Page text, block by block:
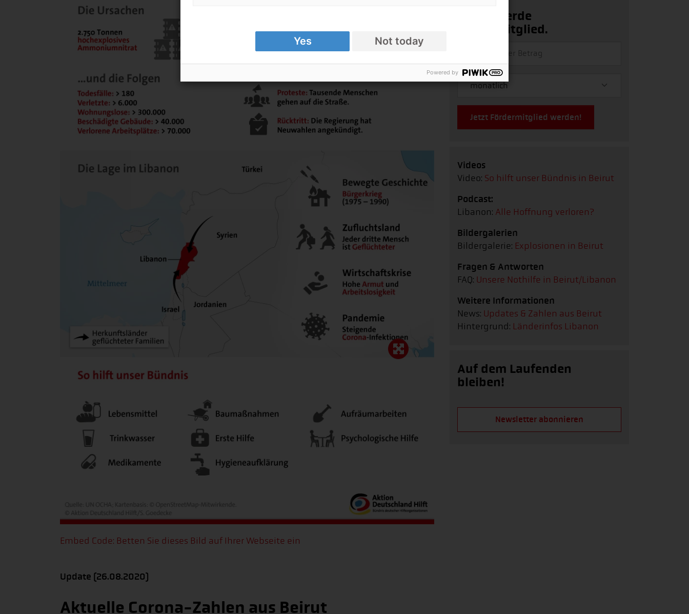
Embed Code: Betten Sie dieses Bild auf Ihrer Webseite ein
Update (26.08.2020)
Aktuelle Corona-Zahlen aus Beirut
Ja, ich werde
Fördermitglied.
Jetzt Fördermitglied werden!
Videos
Video: So hilft unser Bündnis in Beirut
Podcast:
Libanon: Alle Hoffnung verloren?
Bildergalerien
Bildergalerie: Explosionen in Beirut
Fragen & Antworten
FAQ: Unsere Nothilfe in Beirut/Libanon
Weitere Informationen
News: Updates & Zahlen aus Beirut
Hintergrund: Länderinfos Libanon
Auf dem Laufenden
bleiben!
Newsletter abonnieren
Yes Not today
Powered by